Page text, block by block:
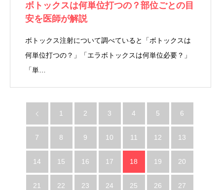
ボトックスは何単位打つの？部位ごとの目
安を医師が解説
ボトックス注射について調べていると「ボトックスは
何単位打つの？」「エラボトックスは何単位必要？」
「単…
1 2 3 4 5 6
7 8 9 10 11 12 13
14 15 16 17 18 19 20
21 22 23 24 25 26 27